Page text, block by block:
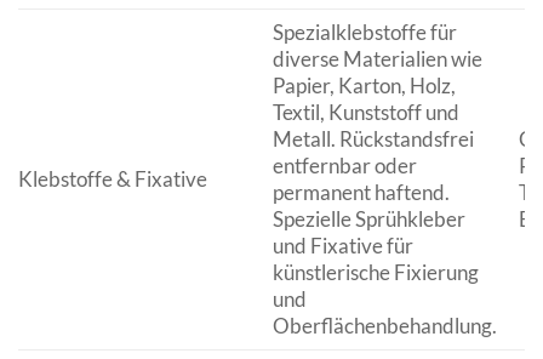
Klebstoffe & Fixative
Spezialklebstoffe für
diverse Materialien wie
Papier, Karton, Holz,
Textil, Kunststoff und
Metall. Rückstandsfrei
entfernbar oder
permanent haftend.
Spezielle Sprühkleber
und Fixative für
künstlerische Fixierung
und
Oberflächenbehandlung.